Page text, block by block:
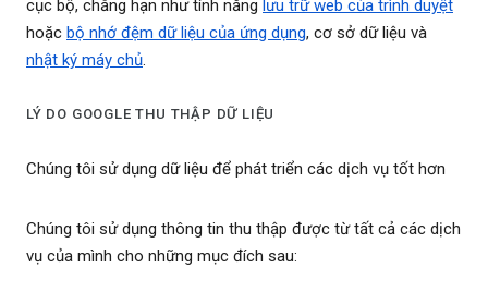
cục bộ, chẳng hạn như tính năng lưu trữ web của trình duyệt
hoặc bộ nhớ đệm dữ liệu của ứng dụng, cơ sở dữ liệu và
nhật ký máy chủ.
LÝ DO GOOGLE THU THẬP DỮ LIỆU
Chúng tôi sử dụng dữ liệu để phát triển các dịch vụ tốt hơn
Chúng tôi sử dụng thông tin thu thập được từ tất cả các dịch
vụ của mình cho những mục đích sau: